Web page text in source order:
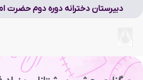
دبیرستان دخترانه دوره دوم حضرت